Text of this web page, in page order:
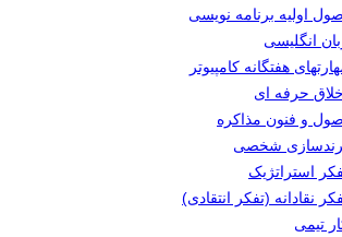
اولیه برنامه نویسی
انگلیسی
هفتگانه کامپیوتر
حرفه ای
و فنون مذاکره
شخصی
استراتژیک
نقادانه (تفکر انتقادی)
تیمی